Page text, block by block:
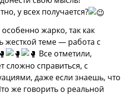
у всех получается?
жарко, так как
жесткой теме — работа с
Все отметили,
сложно справиться, с
даже если знаешь, что
же говорить о реальной